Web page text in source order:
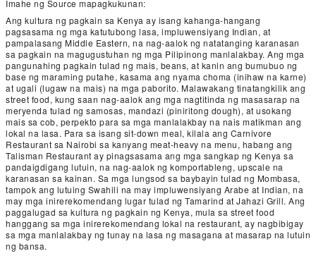
Imahe ng Source mapagkukunan:
Ang kultura ng pagkain sa Kenya ay isang kahanga-hangang
pagsasama ng mga katutubong lasa, impluwensiyang Indian, at
pampalasang Middle Eastern, na nag-aalok ng natatanging karanasan
sa pagkain na magugustuhan ng mga Pilipinong manlalakbay. Ang mga
pangunahing pagkain tulad ng mais, beans, at kanin ang bumubuo ng
base ng maraming putahe, kasama ang nyama choma (inihaw na karne)
at ugali (lugaw na mais) na mga paborito. Malawakang tinatangkilik ang
street food, kung saan nag-aalok ang mga nagtitinda ng masasarap na
meryenda tulad ng samosas, mandazi (piniritong dough), at usokang
mais sa cob, perpekto para sa mga manlalakbay na nais matikman ang
lokal na lasa. Para sa isang sit-down meal, kilala ang Carnivore
Restaurant sa Nairobi sa kanyang meat-heavy na menu, habang ang
Talisman Restaurant ay pinagsasama ang mga sangkap ng Kenya sa
pandaigdigang lutuin, na nag-aalok ng komportableng, upscale na
karanasan sa kainan. Sa mga lungsod sa baybayin tulad ng Mombasa,
tampok ang lutuing Swahili na may impluwensiyang Arabe at Indian, na
may mga inirerekomendang lugar tulad ng Tamarind at Jahazi Grill. Ang
paggalugad sa kultura ng pagkain ng Kenya, mula sa street food
hanggang sa mga inirerekomendang lokal na restaurant, ay nagbibigay
sa mga manlalakbay ng tunay na lasa ng masagana at masarap na lutuin
ng bansa.